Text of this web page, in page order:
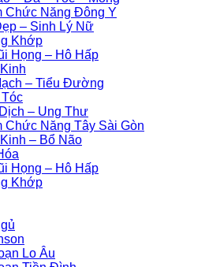
Chức Năng Đông Y
– Sinh Lý Nữ
Khớp
Họng – Hô Hấp
– Tiểu Đường
Tóc
– Ung Thư
Chức Năng Tây Sài Gòn
– Bổ Não
Họng – Hô Hấp
Khớp
Lo Âu